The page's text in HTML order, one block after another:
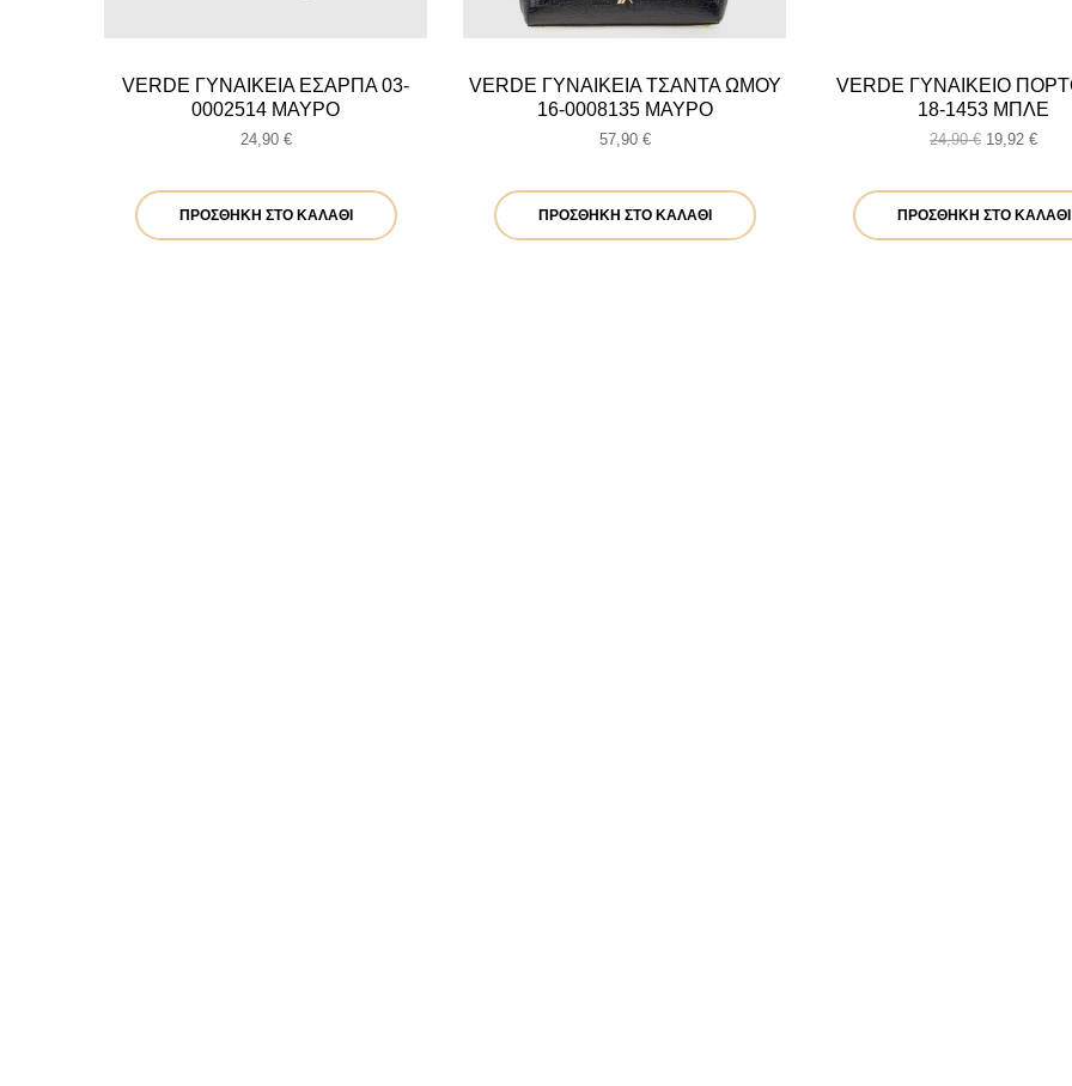
VERDE ΓΥΝΑΙΚΕΙΑ ΕΣΑΡΠΑ 03-
0002514 ΜΑΥΡΟ
24,90 €
ΠΡΟΣΘΉΚΗ ΣΤΟ ΚΑΛΆΘΙ
VERDE ΓΥΝΑΙΚΕΙΑ ΤΣΑΝΤΑ ΩΜΟΥ
16-0008135 ΜΑΥΡΟ
57,90 €
ΠΡΟΣΘΉΚΗ ΣΤΟ ΚΑΛΆΘΙ
VERDE ΓΥΝΑΙΚΕΙΟ
18-1453 ΜΠΛΕ
24,90€ Original
was:
24,90 €.
19,92 €Η
τιμή
είναι:
ΠΡΟΣΘΉΚΗ ΣΤΟ ΚΑΛΆΘΙ